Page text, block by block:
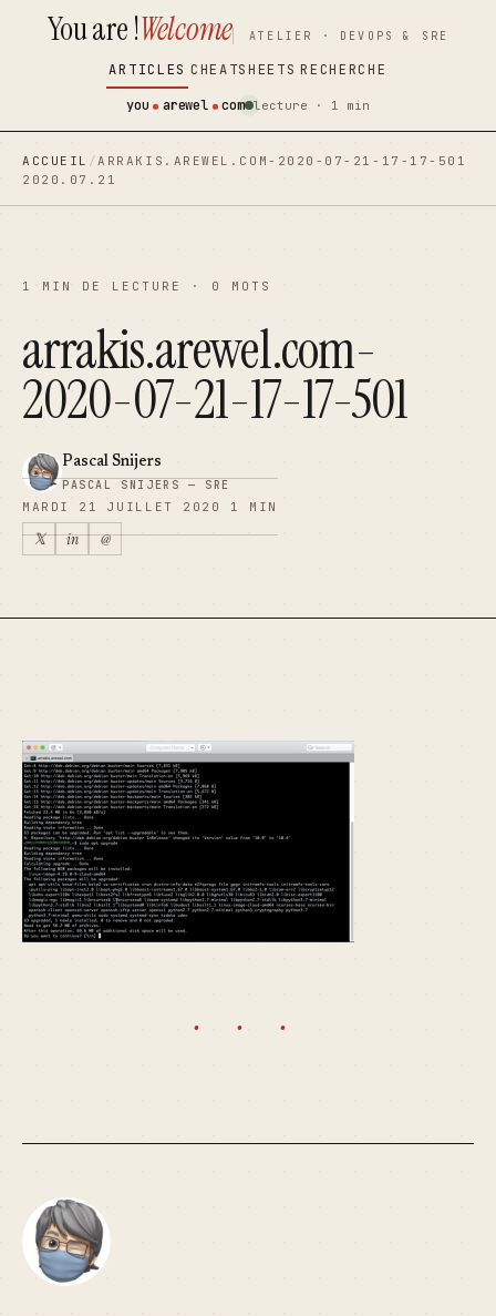
contenu
principal
contenu
principal
You are !Welcome ATELIER · DEVOPS & SRE
ARTICLES CHEATSHEETS RECHERCHE
you
arewel com lecture · 1 min
ACCUEIL /ARRAKIS.AREWEL.COM-2020-07-21-17-17-501
2020.07.21
1 MIN DE LECTURE · 0 MOTS
arrakis.arewel.com-
2020-07-21-17-17-501
Pascal Snijers
PASCAL SNIJERS — SRE
MARDI 21 JUILLET 2020 1 MIN
𝕏 in @
· · ·